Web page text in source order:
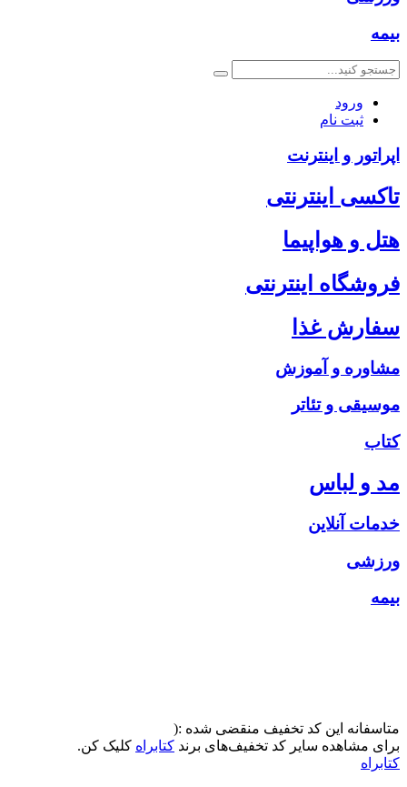
بیمه
ورود
ثبت نام
اپراتور و اینترنت
تاکسی اینترنتی
هتل و هواپیما
فروشگاه اینترنتی
سفارش غذا
مشاوره و آموزش
موسیقی و تئاتر
کتاب
مد و لباس
خدمات آنلاین
ورزشی
بیمه
متاسفانه این کد تخفیف منقضی شده :(
برای مشاهده سایر کد تخفیف‌های برند کتابراه کلیک کن.
کتابراه